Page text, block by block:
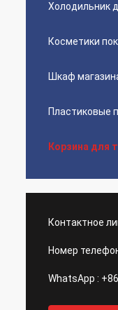
Холодильник
Косметики
Шкаф
Пластиковые
Корзина для
Контактное
Номер
WhatsApp :